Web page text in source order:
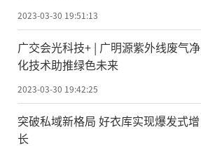
2023-03-30 19:51:13
广交会光科技+ | 广明源紫外线废气净
化技术助推绿色未来
2023-03-30 19:42:25
突破私域新格局 好衣库实现爆发式增
长